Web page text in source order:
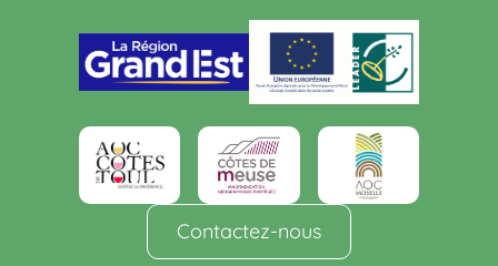
Contactez-nous